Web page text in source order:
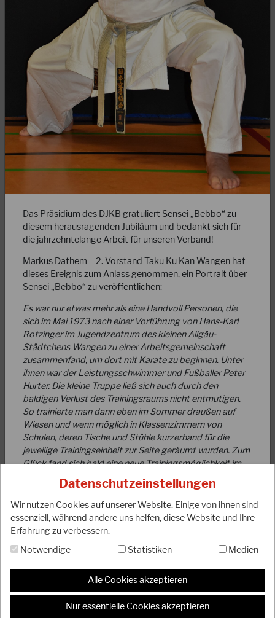
Datenschutzeinstellungen
Wir nutzen Cookies auf unserer Website. Einige von ihnen sind
essenziell, während andere uns helfen, diese Website und Ihre
Erfahrung zu verbessern.
Notwendige
Statistiken Medien
Alle Cookies akzeptieren
Nur essentielle Cookies akzeptieren
18.10.2025
NEU: Die WhatsApp-Community der DJKB
Gewalt- & Konfliktmanager!
Werde Teil eines starken Netzwerks für Sicherheit,
Prävention und Konfliktmanagement! In unserer neuen
DJKB-Community bekommst du monatlich exklusive…
WEITERLESEN
09.10.2025
WICHTIGE MITTEILUNG!!!
Liebe Mitglieder, bitte achtet darauf, dass die Banken
mittlerweile einen Abgleich der IBAN mit dem angegebenen
Kontoinhaber durchführen. Bei…
WEITERLESEN
Das Präsidium des DJKB gratuliert Sensei „Bebbo“ zu
diesem herausragenden Jubiläum und bedankt sich für
die jahrzehntelange Arbeit für unseren Verband!
Markus Dathem – 2. Vorstand Taku Ku Kan Wangen hat
dieses Ereignis zum Anlass genommen, ein Portrait über
Sensei „Bebbo“ zu veröffentlichen:
Es war nur etwas mehr als eine Handvoll Personen, die
sich im Mai 1973 nach einer Vorführung von Hans-Karl
Rotzinger im Jugendzentrum des kleinen Allgäu-
Städtchens Wangen zu einer Arbeitsgemeinschaft
zusammenfand, um dort mit Karate zu beginnen. Unter
ihnen war der Leistungsschwimmer und Fußballer Peter
Hurter. Die kleine Truppe ließ sich auch durch den
baldigen Verlust des Trainingsraums nicht entmutigen.
So trainierte man dann eben im Sommer draußen auf
Wiesen und wenn möglich in Klassenzimmern von
Schulen, deren Tische und Stühle kurzerhand für die
jeweilige Trainingseinheit zur Seite geräumt wurden. Zum
Glück fand sich bald eine neue Trainingsmöglichkeit im
Untergeschoss eines Kindergartens, in welchem auch
heute noch mehrere Trainingseinheiten pro Woche
stattfinden. In diesen Anfangszeiten leitete das Training
zunächst Paul Breimeier und später einfach jener mit der
meisten „Erfahrung“ bzw. der neues „Karate-Wissen“ aus
So wurde Kihon dann auch häufig mit Gewichten an den
Händen und Eisenschuhen an den Füßen ausgeführt,
denn schließlich sollten Tsukis und Geris auch stark
werden!!! Durch den Besuch von Lehrgängen mit Hans-
Karl Rotzinger, Humbert Walz, Xaver Eldracher und